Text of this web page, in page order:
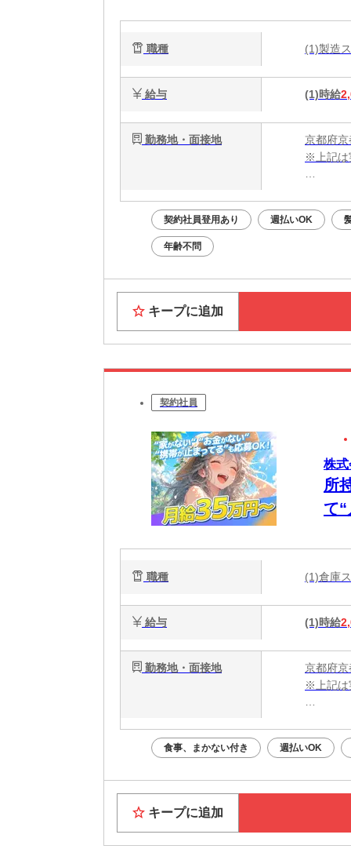
能
職種 (1)製造
給与 (1)時給
勤務地・面接地
京都府
※上記は
契約社員登用あり 週払いOK
年齢不問
キープに追加
契約社員
株
所
て
職種 (1)倉庫
給与 (1)時給
勤務地・面接地
京都府
※上記は
Web面
食事、まかない付き 週払いOK
キープに追加